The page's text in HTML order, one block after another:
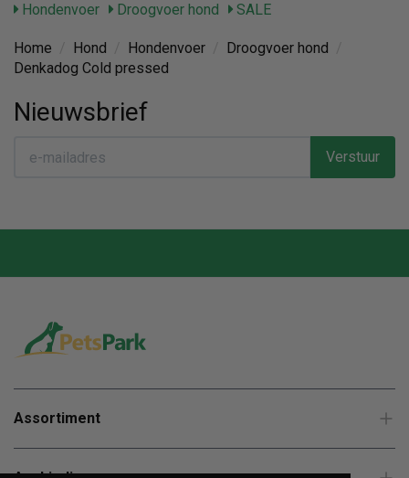
Hondenvoer
Droogvoer hond SALE
Home Hond Hondenvoer Droogvoer hond
Denkadog Cold pressed
Nieuwsbrief
Verstuur
Assortiment